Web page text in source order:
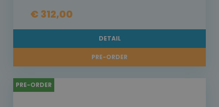
€ 312,00
DETAIL
PRE-ORDER
PRE-ORDER